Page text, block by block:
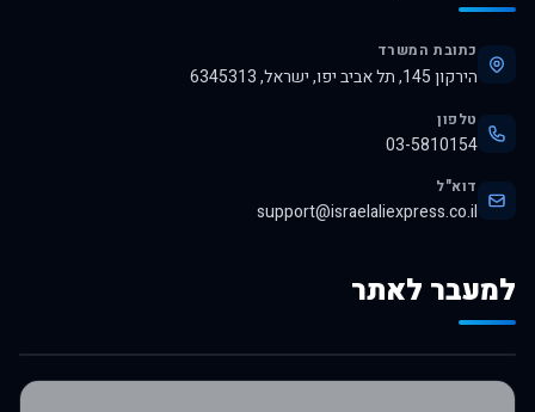
כתובת המשרד
הירקון 145, תל אביב יפו, ישראל, 6345313
טלפון
03-5810154
דוא"ל
support@israelaliexpress.co.il
למעבר לאתר
לרכישה באלי אקספרס